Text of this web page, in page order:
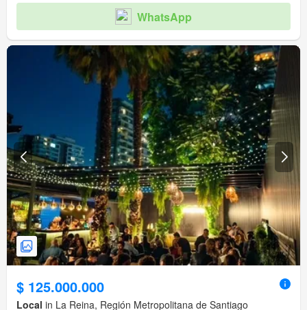
WhatsApp
$ 125.000.000
Local in La Reina, Región Metropolitana de Santiago